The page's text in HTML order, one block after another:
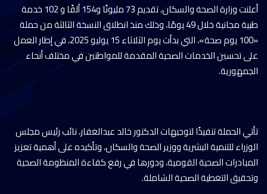
أعلنت وزارة الصحة والسكان، تقديم 73 مليونًا و154 ألفًا و 102 خدمة
طبية مجانية خلال 49 يومًا، وذلك منذ انطلاق النسخة الثالثة من حملة
«100 يوم صحة»، التي بدأت يوم الثلاثاء 15 يوليو 2025، في إطار العمل
على تحسين الخدمات الصحية المقدمة للمواطنين في مختلف أنحاء
الجمهورية.
تأتي الحملة تنفيذًا لتوجيهات الدكتور خالد عبدالغفار، نائب رئيس مجلس
الوزراء للتنمية البشرية ووزير الصحة والسكان، وتأكيده على أهمية تعزيز
المبادرات الصحية القومية، ودورها في رفع كفاءة المنظومة الصحية
وتحقيق التغطية الصحية الشاملة.